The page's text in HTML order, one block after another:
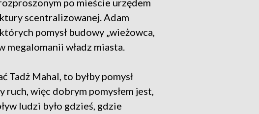
scentralizowanej. Adam
pomysł budowy „wieżowca,
władz miasta.
Tadż Mahal, to byłby pomysł
więc dobrym pomysłem jest,
ludzi było gdzieś, gdzie